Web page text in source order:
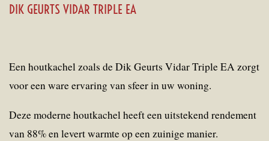
DIK GEURTS VIDAR TRIPLE EA
Een houtkachel zoals de Dik Geurts Vidar Triple EA zorgt
voor een ware ervaring van sfeer in uw woning.
Deze moderne houtkachel heeft een uitstekend rendement
van 88% en levert warmte op een zuinige manier.